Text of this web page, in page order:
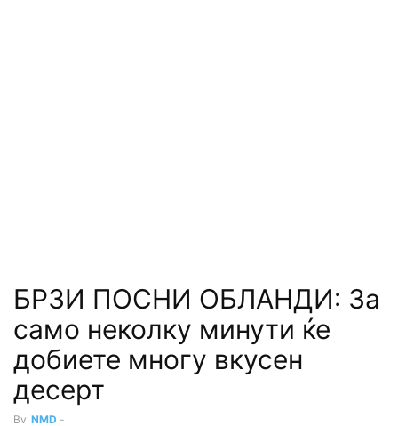
БРЗИ ПОСНИ ОБЛАНДИ: За
само неколку минути ќе
добиете многу вкусен
десерт
By NMD -